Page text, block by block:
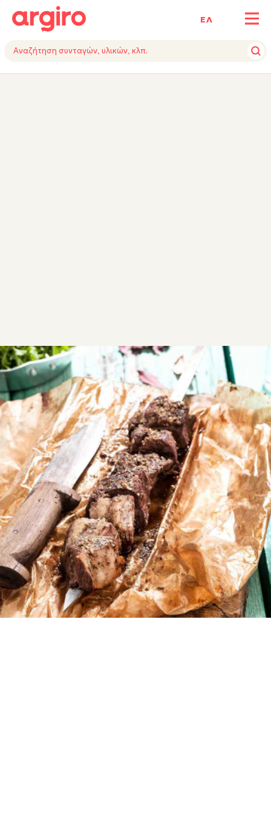
ΕΛ
ΥΛΙΚΑΕΚΤΕΛΕΣΗΕΞΟΠΛΙΣΜΟΣ
ΣΥΝΤΑΓΕΣ ΑΛΜΥΡΑ ΚΡΕΑΣ
Κοντοσούβλι στο φούρνο
Κοντοσούβλι στο φούρνο, νόστιμo, ζουμερό αρνί
κοντοσούβλι με τέλεια μαρινάδα στη λαδόκολλα.
Εύκολη 2:15
8 15 λεπτά 2 ώρες